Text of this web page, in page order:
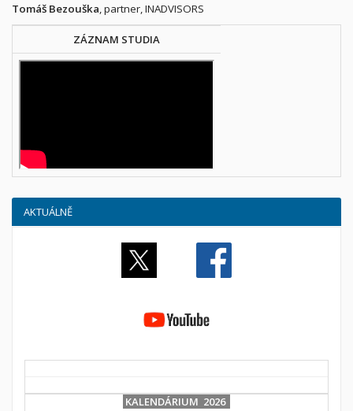
Tomáš Bezouška , partner, INADVISORS
ZÁZNAM STUDIA
AKTUÁLNĚ
KALENDÁRIUM 2026